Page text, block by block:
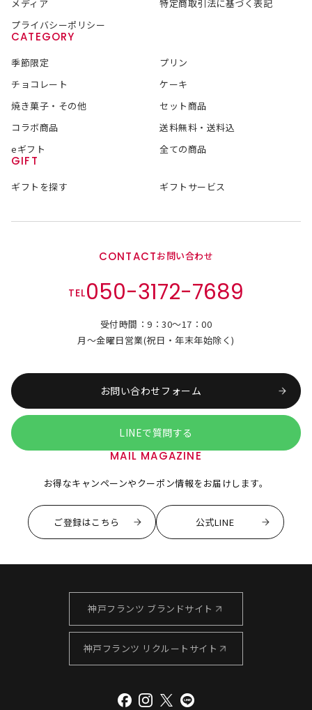
メディア
特定商取引法に基づく表記
プライバシーポリシー
CATEGORY
季節限定
プリン
チョコレート
ケーキ
焼き菓子・その他
セット商品
コラボ商品
送料無料・送料込
eギフト
全ての商品
GIFT
ギフトを探す ギフトサービス
CONTACTお問い合わせ
TEL050-3172-7689
受付時間：9：30～17：00
月～金曜日営業(祝日・年末年始除く)
お問い合わせフォーム
LINEで質問する
MAIL MAGAZINE
お得なキャンペーンやクーポン情報をお届けします。
ご登録はこちら 公式LINE
神戸フランツ ブランドサイト
神戸フランツ リクルートサイト